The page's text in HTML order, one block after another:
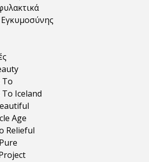
To
To Iceland
Age
Relieful